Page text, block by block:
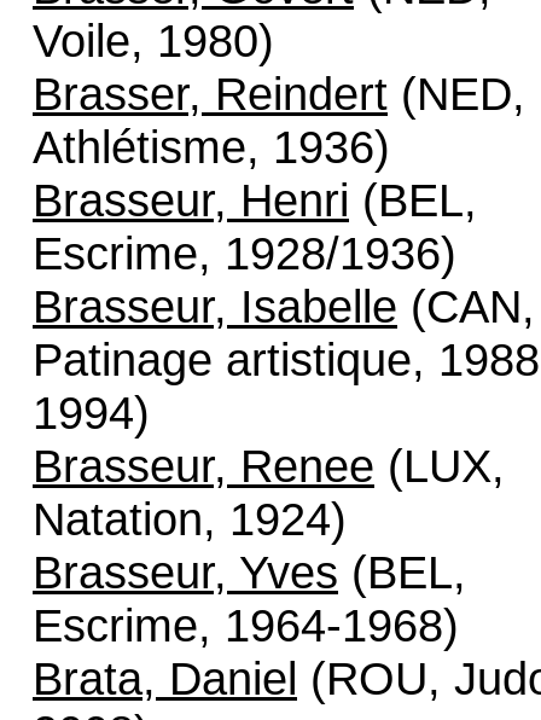
Voile, 1980)
Brasser, Reindert (NED,
Athlétisme, 1936)
Brasseur, Henri (BEL,
Escrime, 1928/1936)
Brasseur, Isabelle (CAN,
Patinage artistique,
1994)
Brasseur, Renee (LUX,
Natation, 1924)
Brasseur, Yves (BEL,
Escrime, 1964-1968)
Brata, Daniel (ROU,